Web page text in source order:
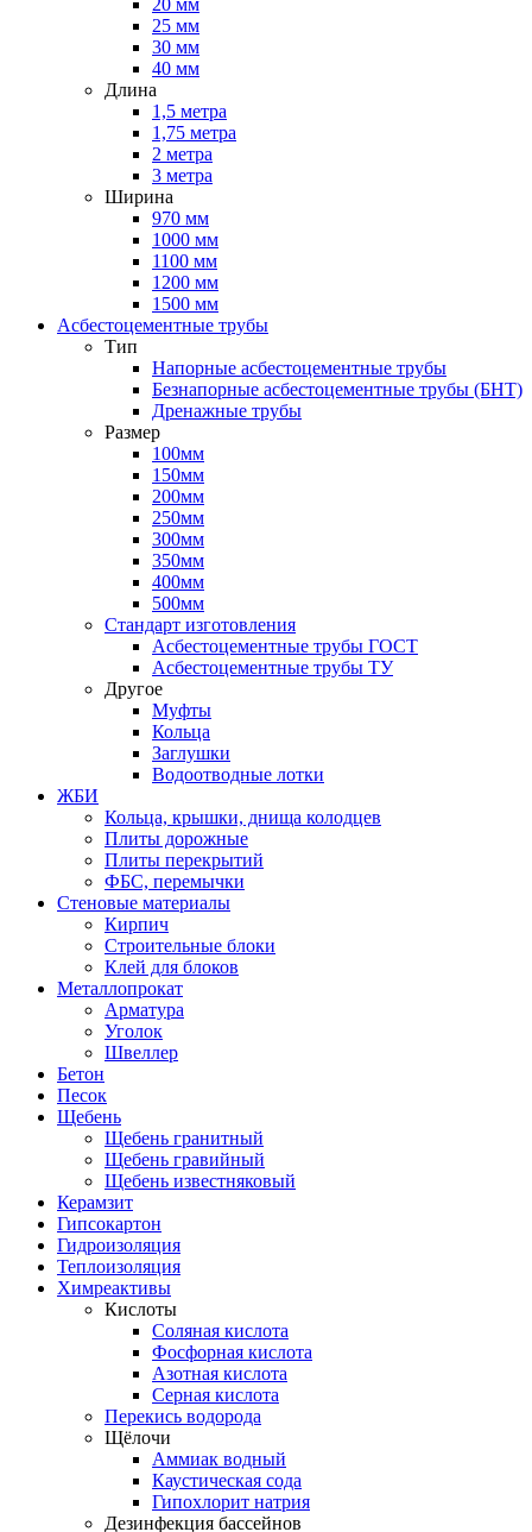
20 мм
25 мм
30 мм
40 мм
Длина
1,5 метра
1,75 метра
2 метра
3 метра
Ширина
970 мм
1000 мм
1100 мм
1200 мм
1500 мм
Асбестоцементные трубы
Тип
Напорные асбестоцементные трубы
Безнапорные асбестоцементные трубы (БНТ)
Дренажные трубы
Размер
100мм
150мм
200мм
250мм
300мм
350мм
400мм
500мм
Стандарт изготовления
Асбестоцементные трубы ГОСТ
Асбестоцементные трубы ТУ
Другое
Муфты
Кольца
Заглушки
Водоотводные лотки
ЖБИ
Кольца, крышки, днища колодцев
Плиты дорожные
Плиты перекрытий
ФБС, перемычки
Стеновые материалы
Кирпич
Строительные блоки
Клей для блоков
Металлопрокат
Арматура
Уголок
Швеллер
Бетон
Песок
Щебень
Щебень гранитный
Щебень гравийный
Щебень известняковый
Керамзит
Гипсокартон
Гидроизоляция
Теплоизоляция
Химреактивы
Кислоты
Соляная кислота
Фосфорная кислота
Азотная кислота
Серная кислота
Перекись водорода
Щёлочи
Аммиак водный
Каустическая сода
Гипохлорит натрия
Дезинфекция бассейнов